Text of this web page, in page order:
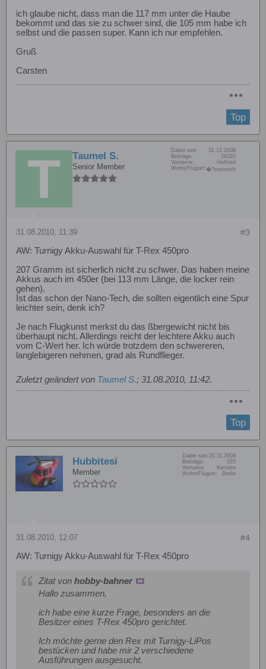
ich glaube nicht, dass man die 117 mm unter die Haube
bekommt und das sie zu schwer sind, die 105 mm habe ich
selbst und die passen super. Kann ich nur empfehlen.
Gruß
Carsten
Top
Taumel S.
Senior Member
Dabei seit:
31.12.2008
Beiträge:
26320
Vorname:
Helfried
Wohn/Flugort: �?sterreich
#3
31.08.2010, 11:39
AW: Turnigy Akku-Auswahl für T-Rex 450pro
207 Gramm ist sicherlich nicht zu schwer. Das haben meine
Akkus auch im 450er (bei 113 mm Länge, die locker rein
gehen).
Ist das schon der Nano-Tech, die sollten eigentlich eine Spur
leichter sein, denk ich?
Je nach Flugkunst merkst du das ßbergewicht nicht bis
überhaupt nicht. Allerdings reicht der leichtere Akku auch
vom C-Wert her. Ich würde trotzdem den schwereren,
langlebigeren nehmen, grad als Rundflieger.
Zuletzt geändert von Taumel S.; 31.08.2010, 11:42.
Top
Hubbitesi
Member
Dabei seit:20.11.2008
Beiträge:
333
Vorname:
Kersten
Wohn/Flugort:
Berlin
#4
31.08.2010, 12:07
AW: Turnigy Akku-Auswahl für T-Rex 450pro
Zitat von hobby-bahner
Hallo zusammen,
ich habe eine kurze Frage, besonders an die
Besitzer eines T-Rex 450pro gerichtet.
Ich möchte gerne den Rex mit Turnigy-LiPos
bestücken und habe mir 2 verschiedene
Ausführungen ausgesucht.